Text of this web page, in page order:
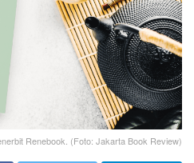
Renebook. (Foto: Jakarta Book Review)